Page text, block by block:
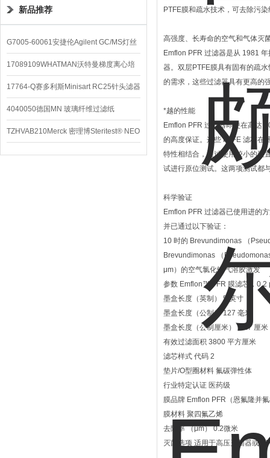
新品推荐
G7005-60061安捷伦Agilent GC/MS灯丝
配件
17089109WHATMAN沃特曼梯度离心培
养基
17764-Q赛多利斯Minisart RC25针头滤器
4040050德国MN 玻璃纤维过滤纸
TZHVAB210Merck 密理博Steritest® NEO
设备
PTFE膜和疏水技术，可去除污
高强度、长寿命的空气和气体灭
Emflon PFR 过滤器是从 1981
器。双层PTFE膜具有固有的疏
的需求，这些过滤器具有更高的
*越的性能
Emflon PFR 过滤器即使在高达
的高度保证。这些 PTFE 滤芯在
特性相结合，通过使用较小的装
试进行原位测试。这两项测试都
科学验证
Emflon PFR 过滤器已使用进的
并已通过以下验证：
10 时的 Brevundimonas （
Brevundimonas （
μm）的空气氯化钠气溶胶激发
参数 Emflon™ PFR 膜滤芯，0.2
墨盒长度（英制） 5 英寸
墨盒长度（公制） 127 毫米
墨盒长度（公制厘米） 12.7 厘米
有效过滤面积 3800 平方厘米
滤芯样式 代码 2
垫片/O型圈材料 氟碳弹性体
行业特定认证 医药级
膜品牌 Emflon PFR（恩氟隆并
膜材料 聚四氟乙烯
去除率 （μm） 0.2微米
灭菌选项 适用于高压灭菌器或SIP